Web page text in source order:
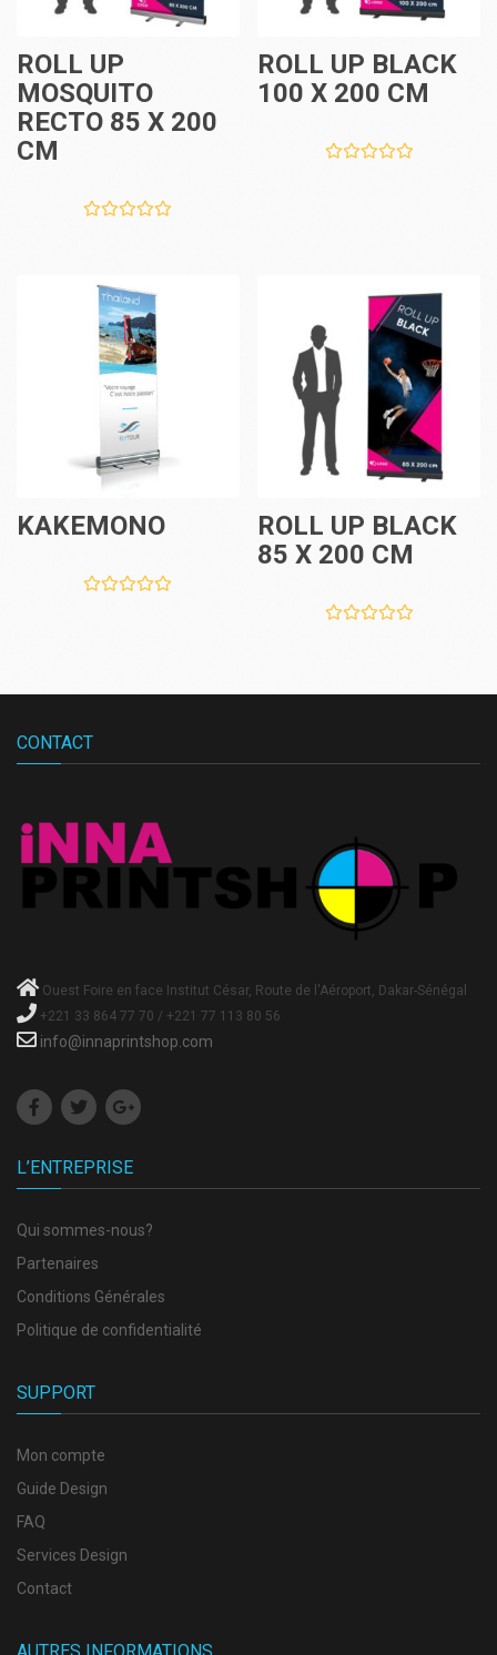
ROLL UP
MOSQUITO
RECTO 85 X 200
CM
ROLL UP BLACK
100 X 200 CM
KAKEMONO
ROLL UP BLACK
85 X 200 CM
CONTACT
Ouest Foire en face Institut César, Route de l'Aéroport, Dakar-Sénégal
+221 33 864 77 70 / +221 77 113 80 56
info@innaprintshop.com
L’ENTREPRISE
Qui sommes-nous?
Partenaires
Conditions Générales
Politique de confidentialité
SUPPORT
Mon compte
Guide Design
FAQ
Services Design
Contact